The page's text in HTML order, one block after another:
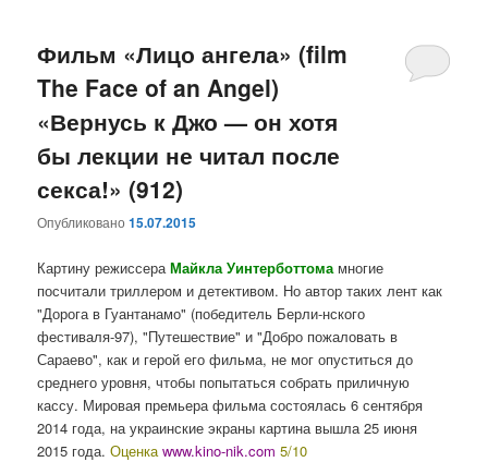
Фильм «Лицо ангела» (film
The Face of an Angel)
«Вернусь к Джо — он хотя
бы лекции не читал после
секса!» (912)
Опубликовано15.07.2015
Картину режиссераМайкла Уинтерботтома многие
посчитали триллером и детективом. Но автор таких лент как
"Дорога в Гуантанамо" (победитель Берли-нского
фестиваля-97), "Путешествие" и "Добро пожаловать в
Сараево", как и герой его фильма, не мог опуститься до
среднего уровня, чтобы попытаться собрать приличную
кассу. Мировая премьера фильма состоялась 6 сентября
2014 года, на украинские экраны картина вышла 25 июня
2015 года. Оценка www.kino-nik.com5/10